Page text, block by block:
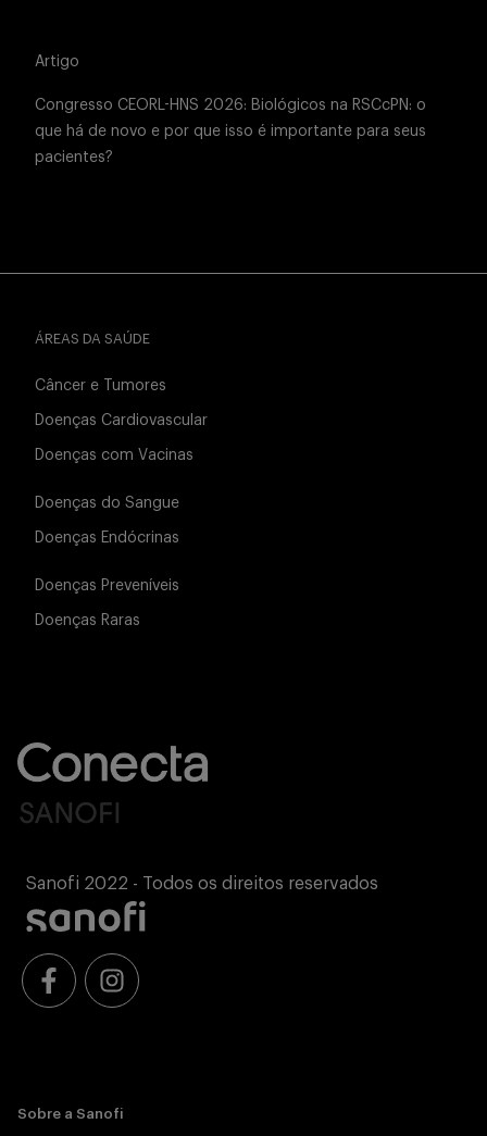
Artigo
Congresso CEORL-HNS 2026: Biológicos na RSCcPN: o
que há de novo e por que isso é importante para seus
pacientes?
ÁREAS DA SAÚDE
Câncer e Tumores
Doenças Cardiovascular
Doenças com Vacinas
Doenças do Sangue
Doenças Endócrinas
Doenças Preveníveis
Doenças Raras
Sanofi 2022 - Todos os direitos reservados
Sobre a Sanofi